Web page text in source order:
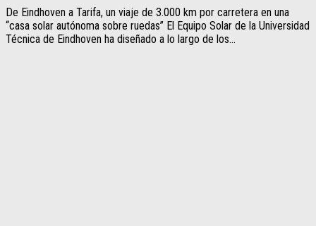
De Eindhoven a Tarifa, un viaje de 3.000 km por carretera en una
“casa solar autónoma sobre ruedas” El Equipo Solar de la Universidad
Técnica de Eindhoven ha diseñado a lo largo de los...